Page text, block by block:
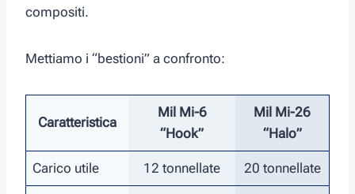
compositi.
Mettiamo i “bestioni” a confronto:
Caratteristica
Mil Mi-6
“Hook”
Mil Mi-26
“Halo”
Carico utile 12 tonnellate 20 tonnellate